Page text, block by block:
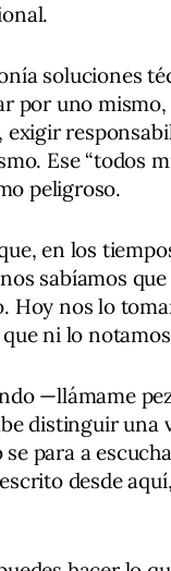
soluciones
por uno
exigir
Ese “todos
peligroso.
en los
sabíamos
Hoy nos lo
ni lo
—llámame
distinguir una
para a
desde